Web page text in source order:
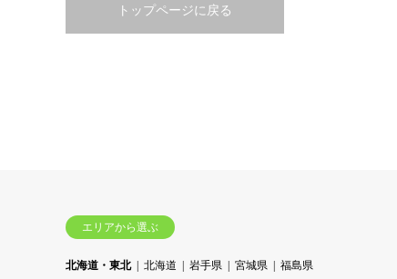
トップページに戻る
エリアから選ぶ
北海道・東北 北海道 岩手県 宮城県
福島県